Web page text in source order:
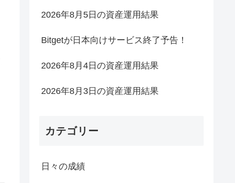
2026年8月5日の資産運用結果
Bitgetが日本向けサービス終了予告！
2026年8月4日の資産運用結果
2026年8月3日の資産運用結果
カテゴリー
日々の成績